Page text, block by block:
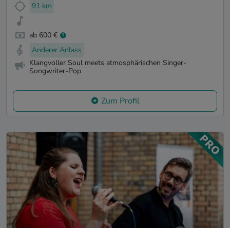
91 km
ab 600 €
Anderer Anlass
Klangvoller Soul meets atmosphärischen Singer-
Songwriter-Pop
Zum Profil